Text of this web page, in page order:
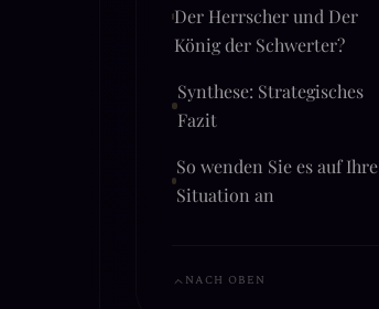
Der Herrscher und Der
König der Schwerter?
Synthese: Strategisches
Fazit
So wenden Sie es auf Ihre
Situation an
NACH OBEN